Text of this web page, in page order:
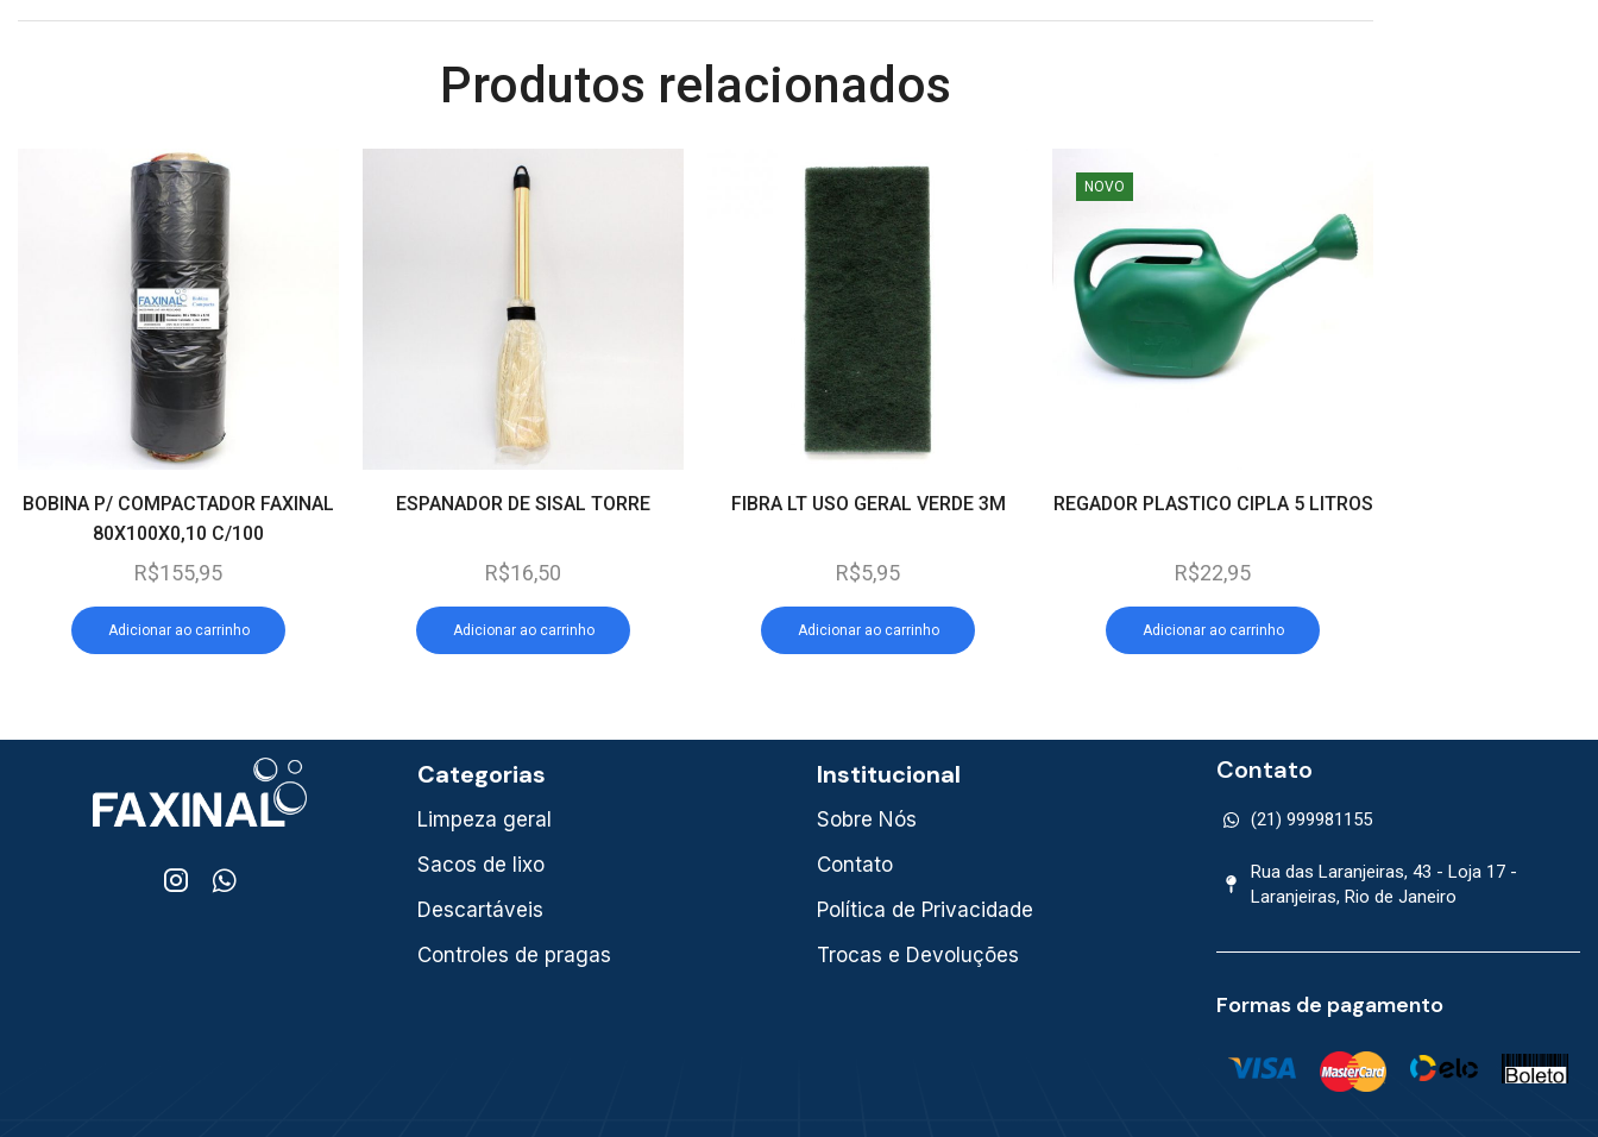
Produtos relacionados
BOBINA P/ COMPACTADOR FAXINAL
80X100X0,10 C/100
R$155,95
Adicionar ao carrinho
ESPANADOR DE SISAL TORRE
R$16,50
Adicionar ao carrinho
FIBRA LT USO GERAL VERDE 3M
R$5,95
Adicionar ao carrinho
NOVO
REGADOR PLASTICO CIPLA 5 LITROS
R$22,95
Adicionar ao carrinho
Categorias
Limpeza geral
Sacos de lixo
Descartáveis
Controles de pragas
Institucional
Sobre Nós
Contato
Política de Privacidade
Trocas e Devoluções
Contato
(21) 999981155
Rua das Laranjeiras, 43 - Loja 17 -
Laranjeiras, Rio de Janeiro
Formas de pagamento